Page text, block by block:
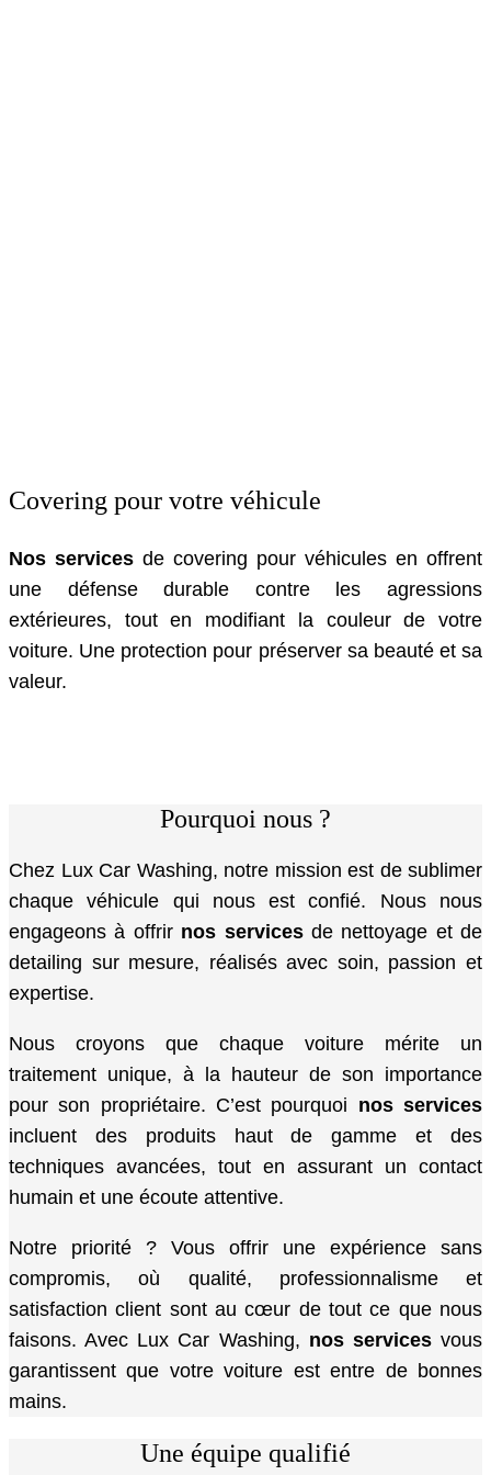
Covering pour votre véhicule
Nos services de covering pour véhicules en offrent
une défense durable contre les agressions
extérieures, tout en modifiant la couleur de votre
voiture. Une protection pour préserver sa beauté et sa
valeur.
Pourquoi nous ?
Chez Lux Car Washing, notre mission est de sublimer
chaque véhicule qui nous est confié. Nous nous
engageons à offrir nos servicesde nettoyage et de
detailing sur mesure, réalisés avec soin, passion et
expertise.
Nous croyons que chaque voiture mérite un
traitement unique, à la hauteur de son importance
pour son propriétaire. C’est pourquoi nos services
incluent des produits haut de gamme et des
techniques avancées, tout en assurant un contact
humain et une écoute attentive.
Notre priorité ? Vous offrir une expérience sans
compromis, où qualité, professionnalisme et
satisfaction client sont au cœur de tout ce que nous
faisons. Avec Lux Car Washing, nos servicesvous
garantissent que votre voiture est entre de bonnes
mains.
Une équipe qualifié